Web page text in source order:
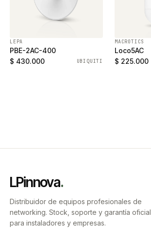
LEPA
PBE-2AC-400
$ 430.000
UBIQUITI
MACROTICS
Loco5AC
$ 225.000
LPinnova.
Distribuidor de equipos profesionales de
networking. Stock, soporte y garantía oficial
para instaladores y empresas.